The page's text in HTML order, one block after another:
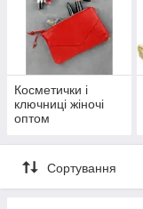
Косметички і
ключниці жіночі
оптом
Сортування